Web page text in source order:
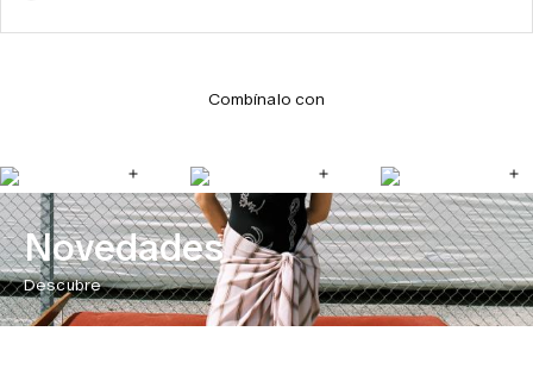
Combínalo con
Novedades
Descubre